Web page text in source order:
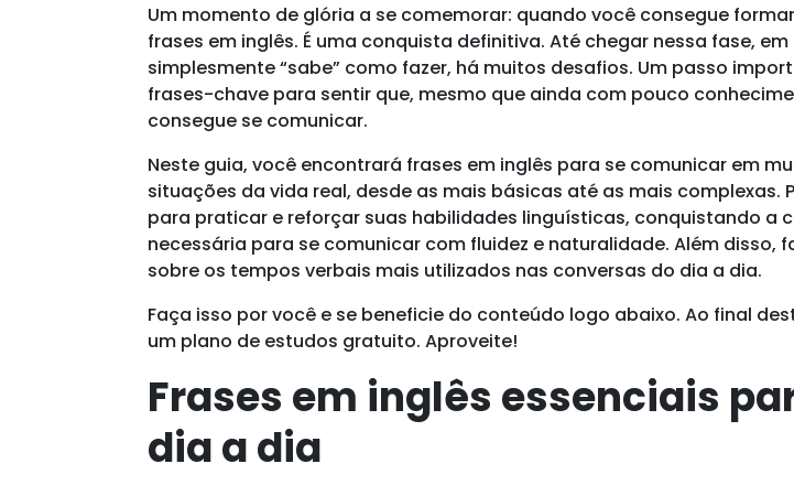
Um momento de glória a se comemorar: quando você consegue
frases em inglês. É uma conquista definitiva. Até chegar nessa fase,
simplesmente “sabe” como fazer, há muitos desafios. Um passo
frases-chave para sentir que, mesmo que ainda com pouco
consegue se comunicar.
Neste guia, você encontrará frases em inglês para se comunicar em
situações da vida real, desde as mais básicas até as mais complexas.
para praticar e reforçar suas habilidades linguísticas, conquistando a
necessária para se comunicar com fluidez e naturalidade. Além disso,
sobre os tempos verbais mais utilizados nas conversas do dia a dia.
Faça isso por você e se beneficie do conteúdo logo abaixo. Ao final
um plano de estudos gratuito. Aproveite!
Frases em inglês essenciais
dia a dia